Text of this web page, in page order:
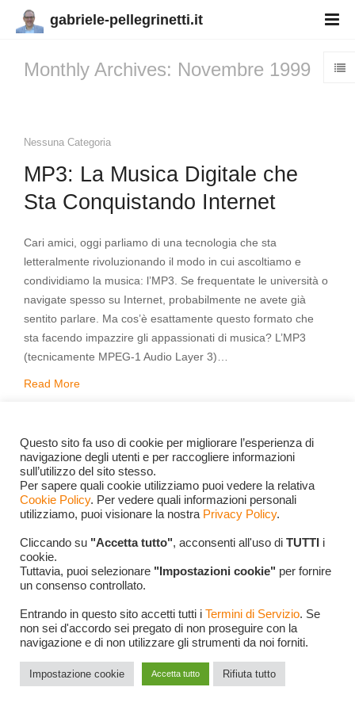
gabriele-pellegrinetti.it
Monthly Archives: Novembre 1999
Nessuna Categoria
MP3: La Musica Digitale che
Sta Conquistando Internet
Cari amici, oggi parliamo di una tecnologia che sta
letteralmente rivoluzionando il modo in cui ascoltiamo e
condividiamo la musica: l’MP3. Se frequentate le università o
navigate spesso su Internet, probabilmente ne avete già
sentito parlare. Ma cos’è esattamente questo formato che
sta facendo impazzire gli appassionati di musica? L’MP3
(tecnicamente MPEG-1 Audio Layer 3)…
Read More
Novembre 6, 1999
Gabriele Ugo Domenico
Pellegrinetti
AUDIO MP3
Questo sito fa uso di cookie per migliorare l’esperienza di
navigazione degli utenti e per raccogliere informazioni
sull’utilizzo del sito stesso.
Per sapere quali cookie utilizziamo puoi vedere la relativa
Cookie Policy. Per vedere quali informazioni personali
utilizziamo, puoi visionare la nostra Privacy Policy.
Cliccando su "Accetta tutto", acconsenti all'uso di TUTTI i
cookie.
Tuttavia, puoi selezionare "Impostazioni cookie" per fornire
un consenso controllato.
Entrando in questo sito accetti tutti i Termini di Servizio. Se
non sei d'accordo sei pregato di non proseguire con la
navigazione e di non utilizzare gli strumenti da noi forniti.
Impostazione cookie Accetta tutto Rifiuta tutto